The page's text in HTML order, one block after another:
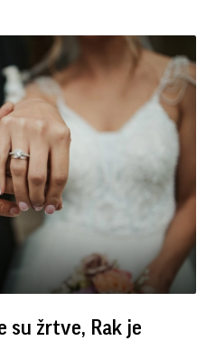
su žrtve, Rak je